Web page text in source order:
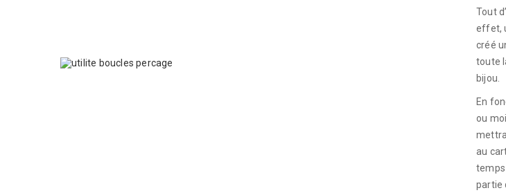
Tout
effet,
créé
toute
bijou.
En
ou
au
temps
partie